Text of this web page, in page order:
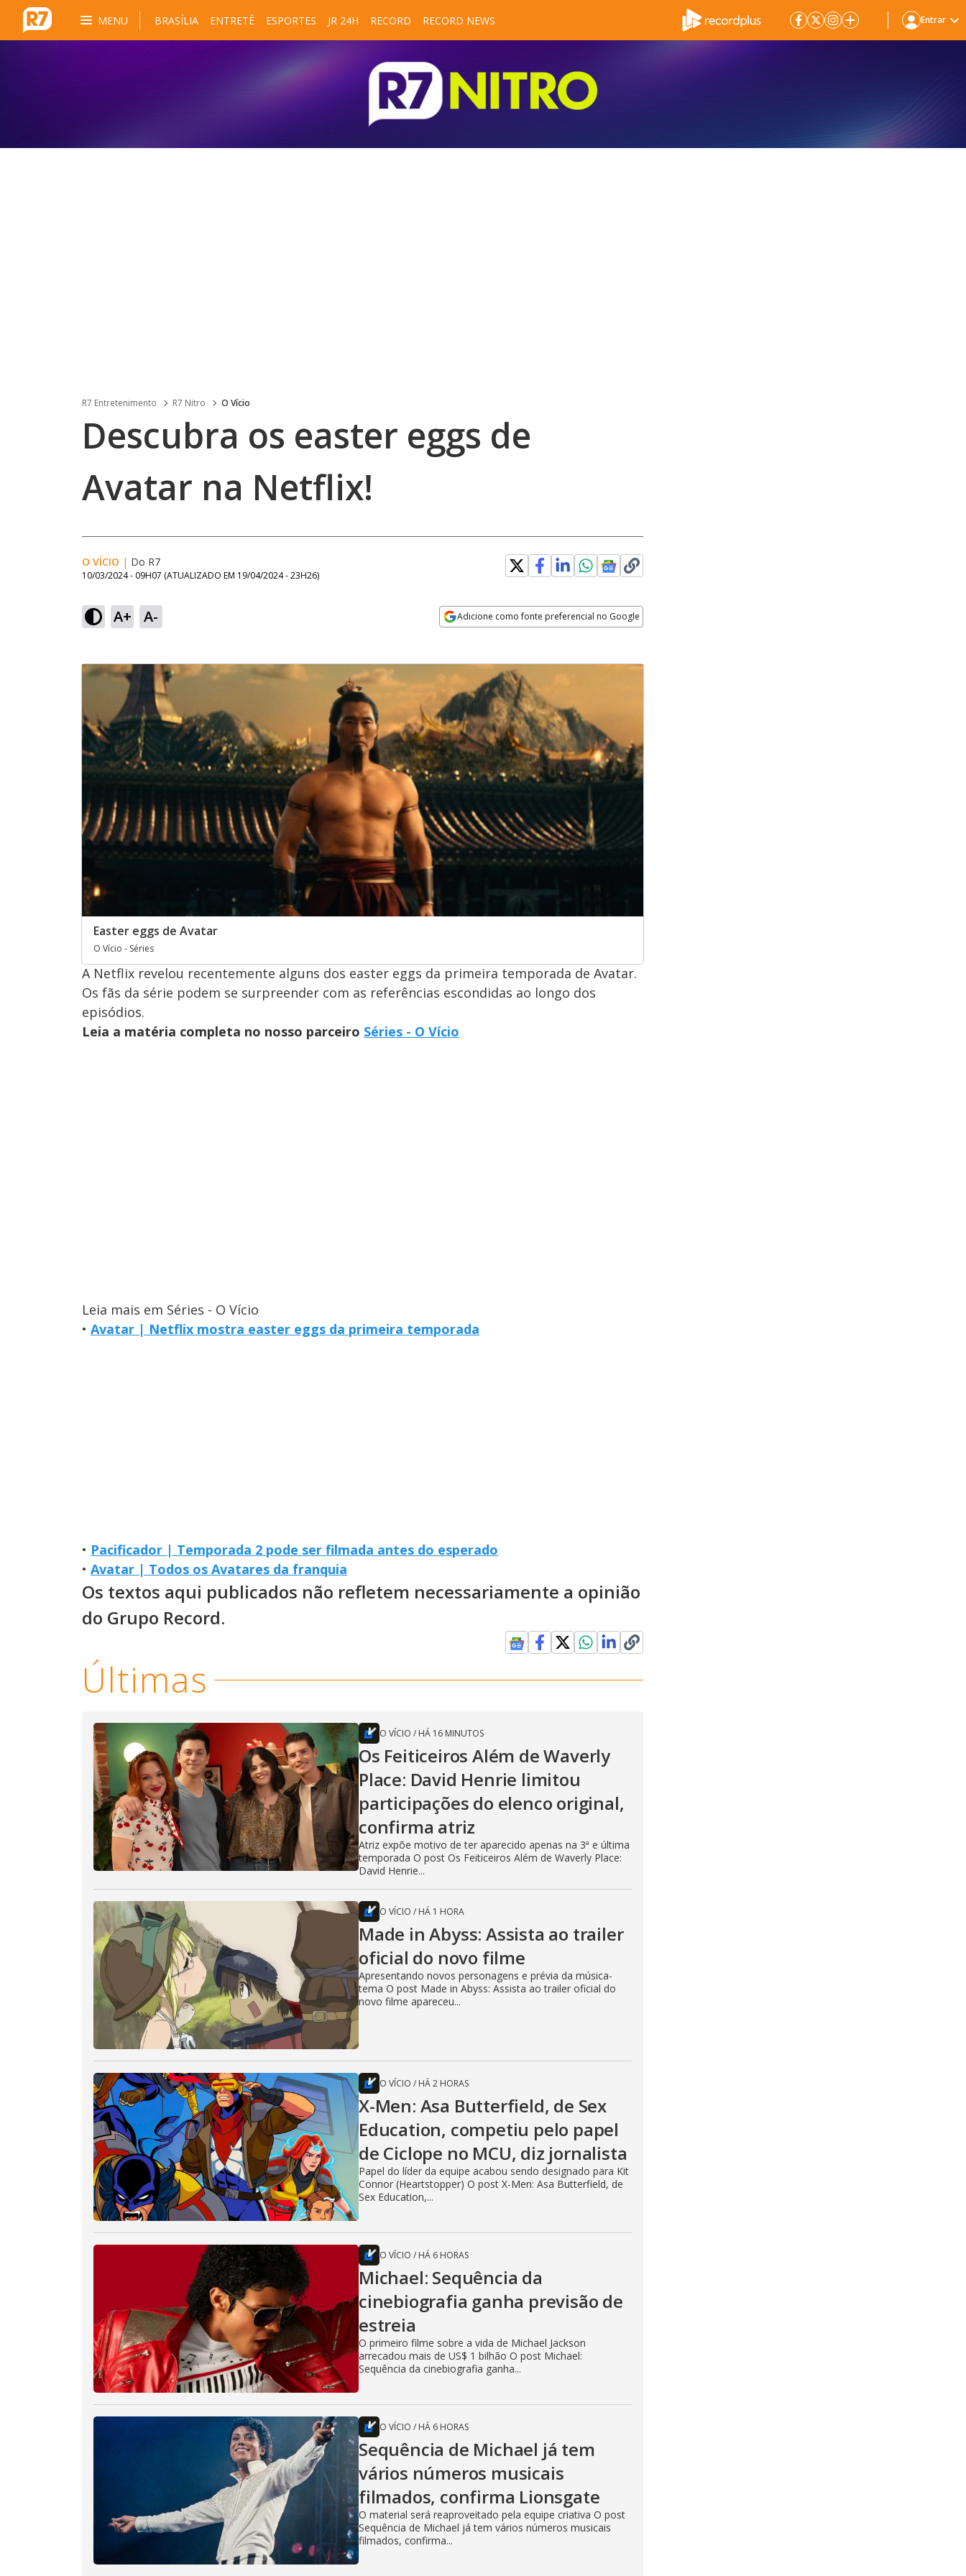
MENU BRASÍLIA ENTRETÊ ESPORTES JR 24H RECORD RECORD NEWS Entrar
R7 Entretenimento R7 Nitro O Vício
Descubra os easter eggs de
Avatar na Netflix!
O VÍCIO | Do R7
10/03/2024 - 09H07 (ATUALIZADO EM 19/04/2024 - 23H26)
A+ A- Adicione como fonte preferencial no Google
Easter eggs de Avatar
O Vício - Séries
A Netflix revelou recentemente alguns dos easter eggs da primeira temporada de Avatar.
Os fãs da série podem se surpreender com as referências escondidas ao longo dos
episódios.
Leia a matéria completa no nosso parceiro Séries - O Vício
Leia mais em Séries - O Vício
• Avatar | Netflix mostra easter eggs da primeira temporada
• Pacificador | Temporada 2 pode ser filmada antes do esperado
• Avatar | Todos os Avatares da franquia
Os textos aqui publicados não refletem necessariamente a opinião
do Grupo Record.
Últimas
O VÍCIO / HÁ 16 MINUTOS
Os Feiticeiros Além de Waverly
Place: David Henrie limitou
participações do elenco original,
confirma atriz
Atriz expõe motivo de ter aparecido apenas na 3ª e última
temporada O post Os Feiticeiros Além de Waverly Place:
David Henrie...
O VÍCIO / HÁ 1 HORA
Made in Abyss: Assista ao trailer
oficial do novo filme
Apresentando novos personagens e prévia da música-
tema O post Made in Abyss: Assista ao trailer oficial do
novo filme apareceu...
O VÍCIO / HÁ 2 HORAS
X-Men: Asa Butterfield, de Sex
Education, competiu pelo papel
de Ciclope no MCU, diz jornalista
Papel do líder da equipe acabou sendo designado para Kit
Connor (Heartstopper) O post X-Men: Asa Butterfield, de
Sex Education,...
O VÍCIO / HÁ 6 HORAS
Michael: Sequência da
cinebiografia ganha previsão de
estreia
O primeiro filme sobre a vida de Michael Jackson
arrecadou mais de US$ 1 bilhão O post Michael:
Sequência da cinebiografia ganha...
O VÍCIO / HÁ 6 HORAS
Sequência de Michael já tem
vários números musicais
filmados, confirma Lionsgate
O material será reaproveitado pela equipe criativa O post
Sequência de Michael já tem vários números musicais
filmados, confirma...